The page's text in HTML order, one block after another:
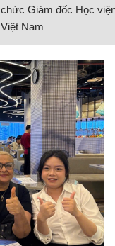
chức Giám đốc Học
Việt Nam